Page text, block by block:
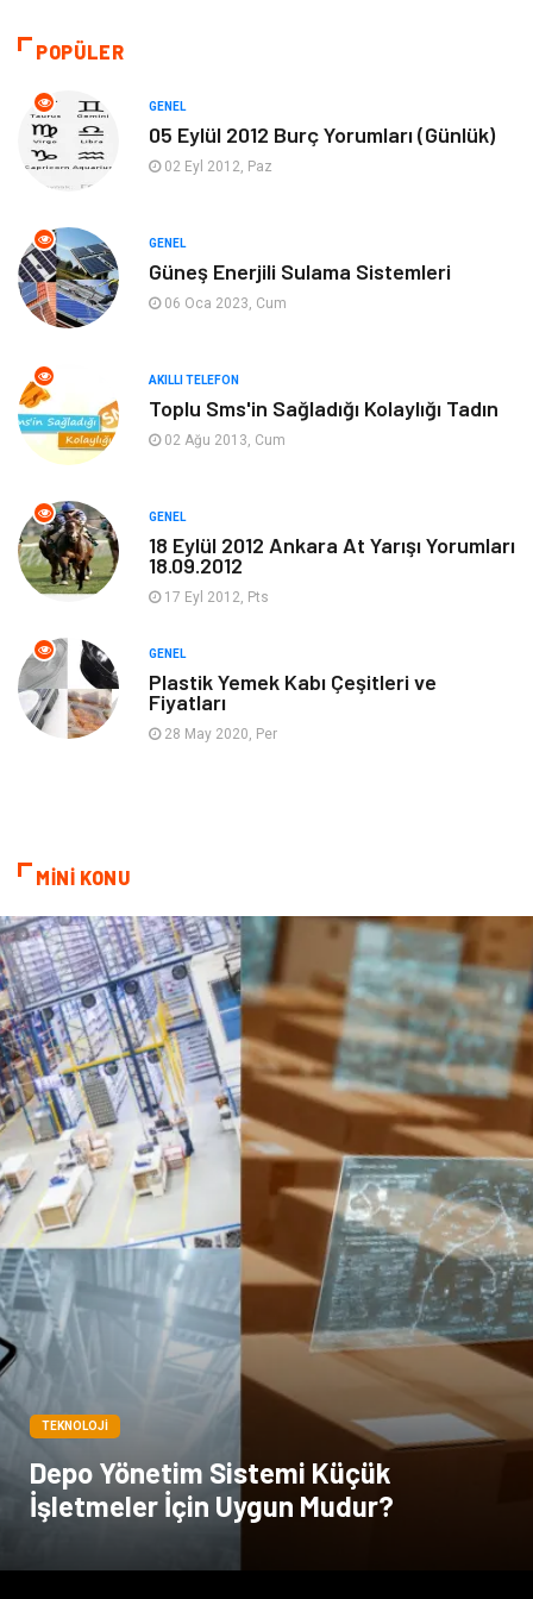
Akıllı Telefon
Soru-Cevap
Ekonomi
Tanıtıcı Reklam Alışveriş
Dekorasyon Tatil
Makine
Güzellik & Bakım
Organizasyon
Hizmet
Aksesuar
POPÜLER
GENEL
05 Eylül 2012 Burç Yorumları (Günlük)
02 Eyl 2012, Paz
GENEL
Güneş Enerjili Sulama Sistemleri
06 Oca 2023, Cum
AKILLI TELEFON
Toplu Sms'in Sağladığı Kolaylığı Tadın
02 Ağu 2013, Cum
GENEL
18 Eylül 2012 Ankara At Yarışı Yorumları
18.09.2012
17 Eyl 2012, Pts
GENEL
Plastik Yemek Kabı Çeşitleri ve
Fiyatları
28 May 2020, Per
MİNİ KONU
TEKNOLOJI
Depo Yönetim Sistemi Küçük
İşletmeler İçin Uygun Mudur?